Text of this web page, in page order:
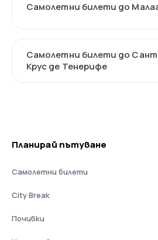
Самолетни билети до
Самолетни билети до
Крус де Тенерифе
Планирай пътуване
Самолетни билети
City Break
Почивки